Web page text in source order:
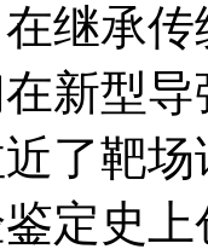
继承
新型
了靶
定史